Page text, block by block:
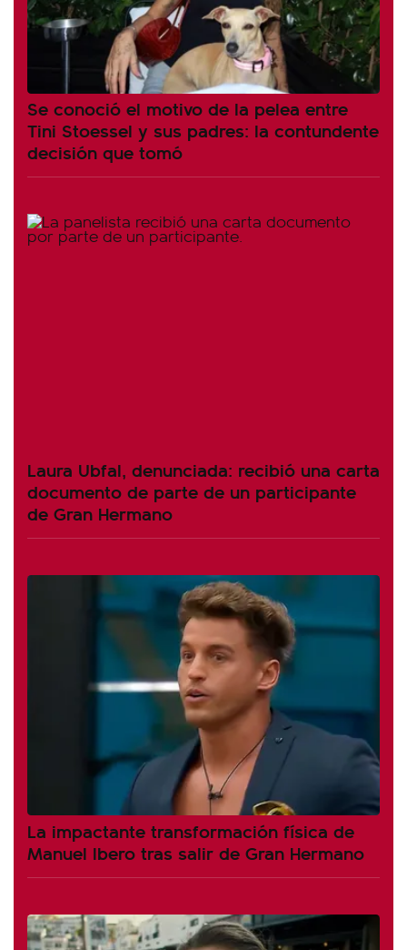
Se conoció el motivo de la pelea entre
Tini Stoessel y sus padres: la contundente
decisión que tomó
Laura Ubfal, denunciada: recibió una carta
documento de parte de un participante
de Gran Hermano
La impactante transformación física de
Manuel Ibero tras salir de Gran Hermano